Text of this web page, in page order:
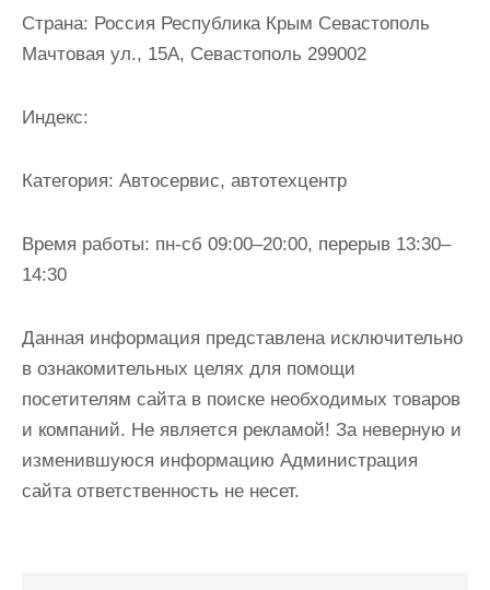
Страна: Россия Республика Крым Севастополь
Мачтовая ул., 15А, Севастополь 299002
Индекс:
Категория: Автосервис, автотехцентр
Время работы: пн-сб 09:00–20:00, перерыв 13:30–
14:30
Данная информация представлена исключительно
в ознакомительных целях для помощи
посетителям сайта в поиске необходимых товаров
и компаний. Не является рекламой! За неверную и
изменившуюся информацию Администрация
сайта ответственность не несет.